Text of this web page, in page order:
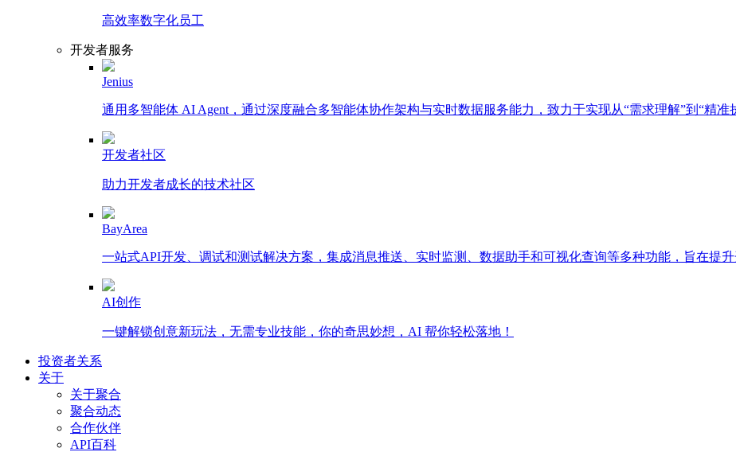
高效率数字化员工
开发者服务
Jenius
通用多智能体 AI Agent，通过深度融合多智能体协作架构与实时数据服务能力，致力于实现从“需求理解”到“精准
开发者社区
助力开发者成长的技术社区
BayArea
一站式API开发、调试和测试解决方案，集成消息推送、实时监测、数据助手和可视化查询等多种功能，旨在提升
AI创作
一键解锁创意新玩法，无需专业技能，你的奇思妙想，AI 帮你轻松落地！
投资者关系
关于
关于聚合
聚合动态
合作伙伴
API百科